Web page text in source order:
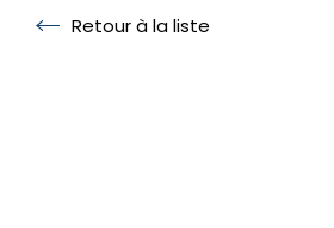
Retour à la liste
Retour à la liste